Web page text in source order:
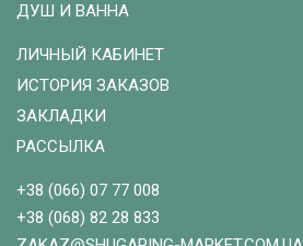
ДУШ И ВАННА
ЛИЧНЫЙ КАБИНЕТ
ИСТОРИЯ ЗАКАЗОВ
ЗАКЛАДКИ
РАССЫЛКА
+38 (066) 07 77 008
+38 (068) 82 28 833